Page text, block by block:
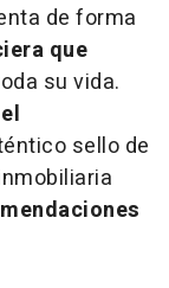
de forma
que
su vida.
sello de